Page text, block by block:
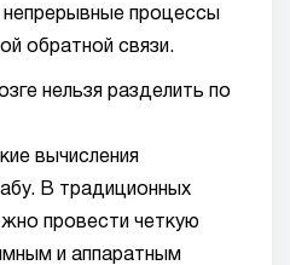
процессы
обратной связи.
нельзя разделить по
вычисления
В традиционных
провести четкую
и аппаратным